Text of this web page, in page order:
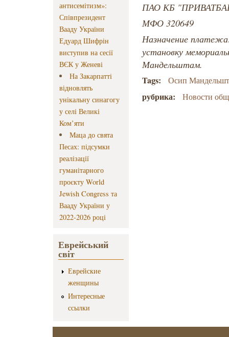
антисемітизм»:
Співпрезидент
Вааду України
Едуард Шифрін
виступив на сесії
ВЄК у Женеві
На Закарпатті
відновлять
унікальну синагогу
у селі Великі
Ком’яти
Маца до свята
Песах: підсумки
реалізації
гуманітарного
проєкту World
Jewish Congress та
Вааду України у
2022-2026 році
Еврейський
світ
Еврейские
женщины
Интересные
ссылки
ПАО КБ
МФО 320649
Назначение
установку
Мандельштам.
Tags: Осип
рубрика: Новости